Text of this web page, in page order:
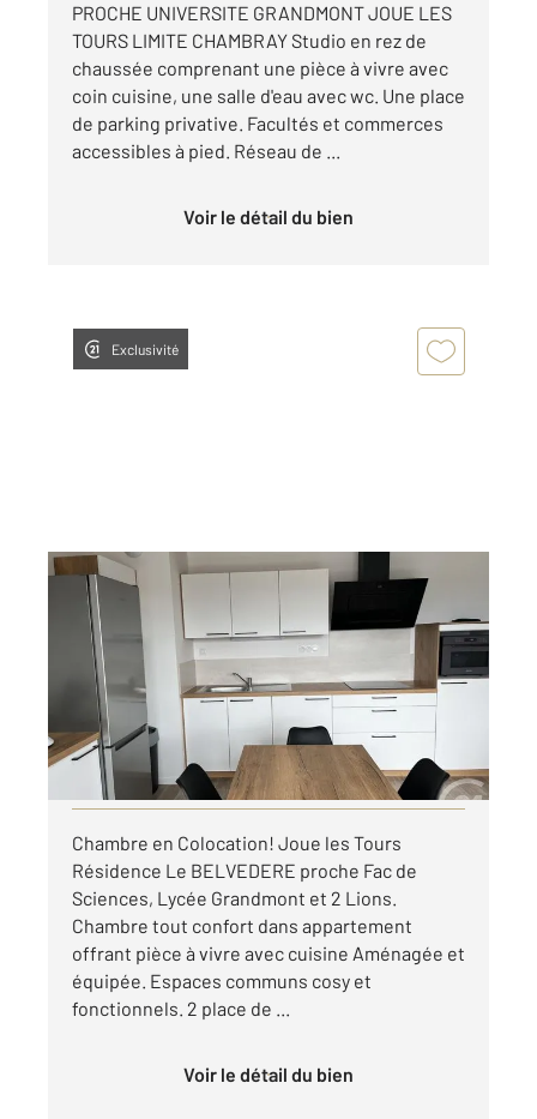
PROCHE UNIVERSITE GRANDMONT JOUE LES
TOURS LIMITE CHAMBRAY Studio en rez de
chaussée comprenant une pièce à vivre avec
coin cuisine, une salle d'eau avec wc. Une place
de parking privative. Facultés et commerces
accessibles à pied. Réseau de ...
Voir le détail du bien
Exclusivité
JOUE LES TOURS 37
64,36 m
2
, 3 pièces
Ref : 19516
Appartement F3 à louer
550 €
par mois charges comprises
Visiter le site dédié
Chambre en Colocation! Joue les Tours
Résidence Le BELVEDERE proche Fac de
Sciences, Lycée Grandmont et 2 Lions.
Chambre tout confort dans appartement
offrant pièce à vivre avec cuisine Aménagée et
équipée. Espaces communs cosy et
fonctionnels. 2 place de ...
Voir le détail du bien